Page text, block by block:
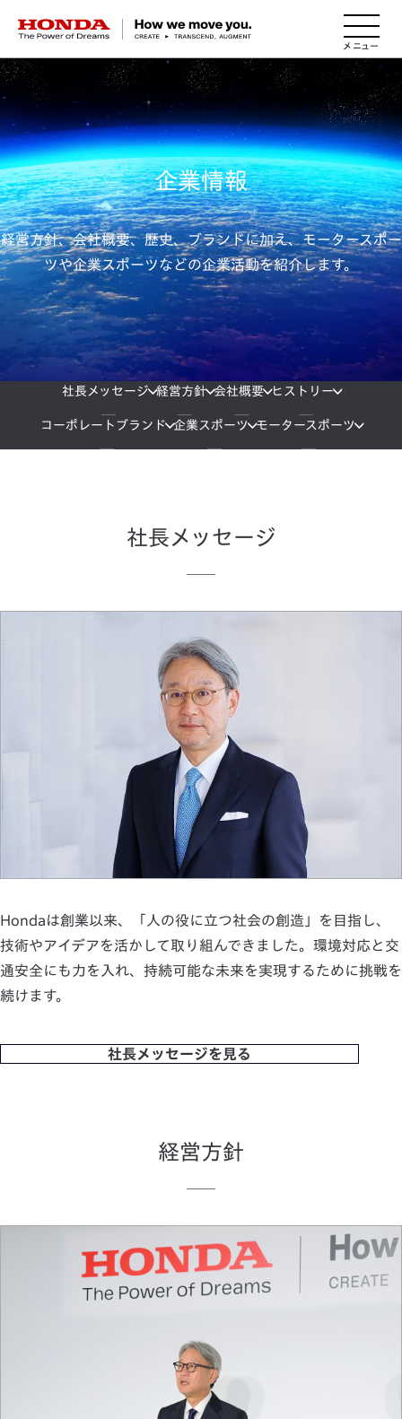
HONDA The Power of Dreams
企業情報
経営方針、会社概要、歴史、ブランドに加え、モータースポー
ツや企業スポーツなどの企業活動を紹介します。
社長メッセージ 経営方針 会社概要 ヒストリー
コーポレートブランド 企業スポーツ モータースポーツ
社長メッセージ
Hondaは創業以来、「人の役に立つ社会の創造」を目指し、
技術やアイデアを活かして取り組んできました。環境対応と交
通安全にも力を入れ、持続可能な未来を実現するために挑戦を
続けます。
社長メッセージを見る
経営方針